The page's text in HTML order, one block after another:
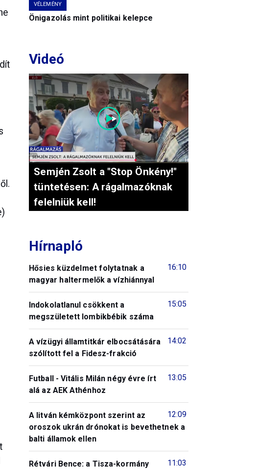
VÉLEMÉNY
Önigazolás mint politikai kelepce
Videó
Semjén Zsolt a "Stop Önkény!"
tüntetésen: A rágalmazóknak
felelniük kell!
Hírnapló
16:10
Hősies küzdelmet folytatnak a
magyar haltermelők a vízhiánnyal
15:05
Indokolatlanul csökkent a
megszületett lombikbébik száma
14:02
A vízügyi államtitkár elbocsátására
szólított fel a Fidesz-frakció
13:05
Futball - Vitális Milán négy évre írt
alá az AEK Athénhoz
12:09
A litván kémközpont szerint az
oroszok ukrán drónokat is bevethetnek a
balti államok ellen
11:03
Rétvári Bence: a Tisza-kormány